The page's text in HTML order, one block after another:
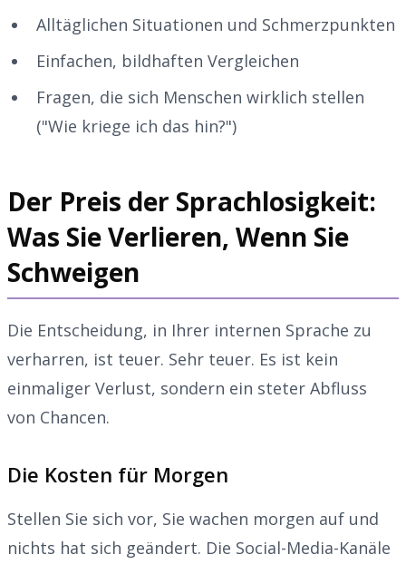
Alltäglichen Situationen und Schmerzpunkten
Einfachen, bildhaften Vergleichen
Fragen, die sich Menschen wirklich stellen
("Wie kriege ich das hin?")
Der Preis der Sprachlosigkeit:
Was Sie Verlieren, Wenn Sie
Schweigen
Die Entscheidung, in Ihrer internen Sprache zu
verharren, ist teuer. Sehr teuer. Es ist kein
einmaliger Verlust, sondern ein steter Abfluss
von Chancen.
Die Kosten für Morgen
Stellen Sie sich vor, Sie wachen morgen auf und
nichts hat sich geändert. Die Social-Media-Kanäle